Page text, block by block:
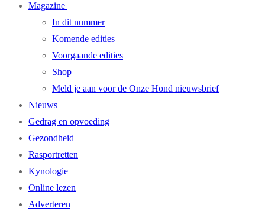
Magazine
In dit nummer
Komende edities
Voorgaande edities
Shop
Meld je aan voor de Onze Hond nieuwsbrief
Nieuws
Gedrag en opvoeding
Gezondheid
Rasportretten
Kynologie
Online lezen
Adverteren